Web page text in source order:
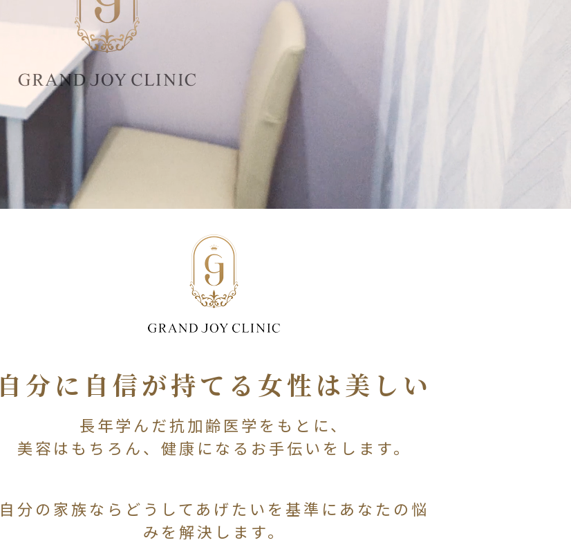
自分に自信が持てる女性は美しい
長年学んだ抗加齢医学をもとに、
美容はもちろん、健康になるお手伝いをします。
自分の家族ならどうしてあげたいを基準にあなたの悩
みを解決します。